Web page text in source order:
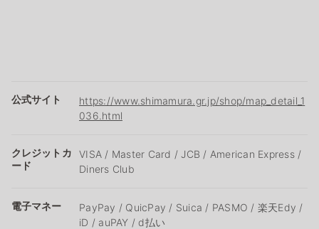
公式サイト
https://www.shimamura.gr.jp/shop/map_detail_1
036.html
クレジットカ
ード
VISA / Master Card / JCB / American Express /
Diners Club
電子マネー
PayPay / QuicPay / Suica / PASMO / 楽天Edy /
iD / auPAY / d払い